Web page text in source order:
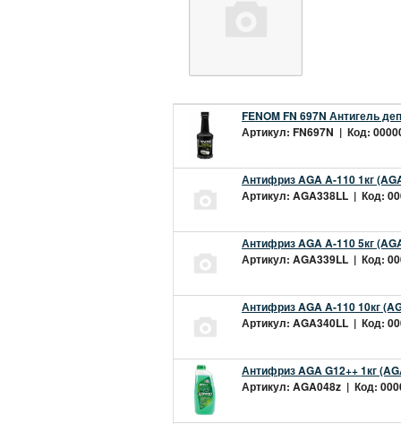
FENOM FN 697N Антигель
Артикул: FN697N | Код:
Антифриз AGA A-110 1кг
Артикул: AGA338LL | Код:
Антифриз AGA A-110 5кг
Артикул: AGA339LL | Код:
Антифриз AGA A-110 10кг
Артикул: AGA340LL | Код:
Антифриз AGA G12++ 1кг
Артикул: AGA048z | Код: